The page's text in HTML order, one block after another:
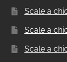
Scale a
Scale a
Scale a